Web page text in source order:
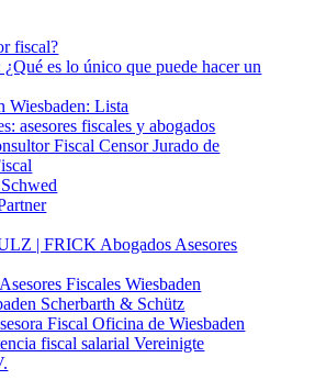
fiscal?
es lo único que puede hacer un
Wiesbaden: Lista
asesores fiscales y abogados
Fiscal Censor Jurado de
| FRICK Abogados Asesores
Fiscales Wiesbaden
Scherbarth & Schütz
Fiscal Oficina de Wiesbaden
fiscal salarial Vereinigte